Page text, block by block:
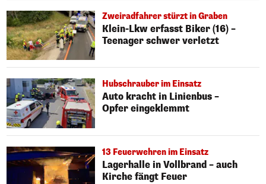
Zweiradfahrer stürzt in Graben
Klein-Lkw erfasst Biker (16) –
Teenager schwer verletzt
Hubschrauber im Einsatz
Auto kracht in Linienbus –
Opfer eingeklemmt
13 Feuerwehren im Einsatz
Lagerhalle in Vollbrand – auch
Kirche fängt Feuer